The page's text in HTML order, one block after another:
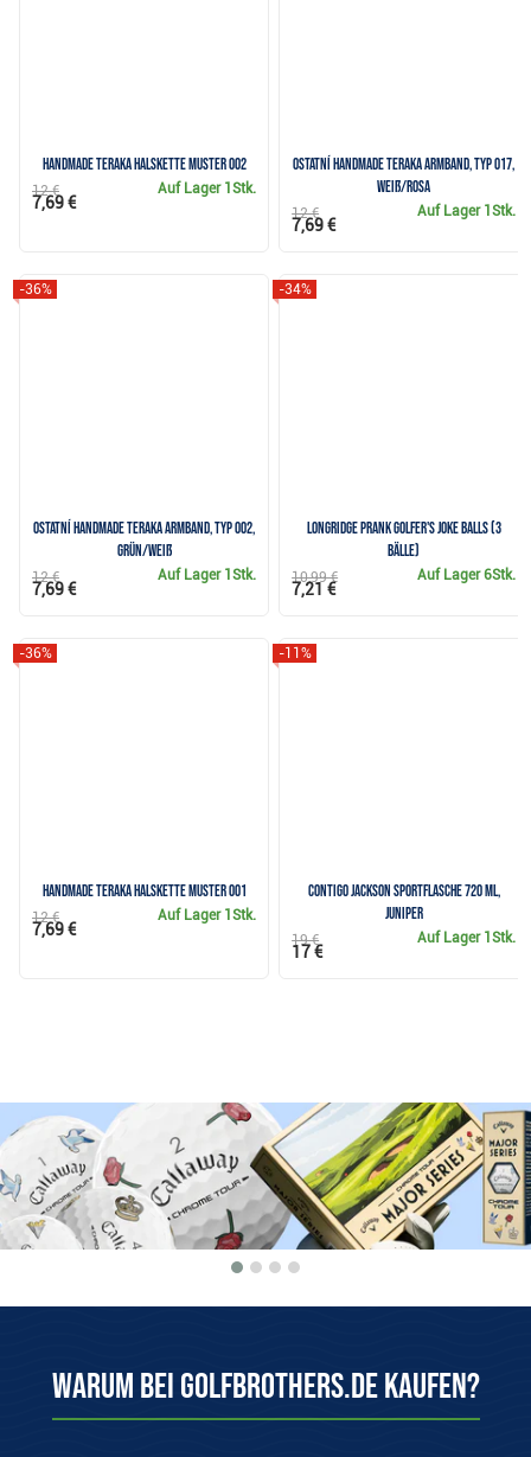
Handmade Teraka Halskette Muster 002
Auf Lager 1Stk.
12 €
7,69 €
Ostatní Handmade Teraka Armband, Typ 017,
weiß/rosa
Auf Lager 1Stk.
12 €
7,69 €
Ostatní Handmade Teraka Armband, Typ 002,
grün/weiß
-36%
Auf Lager 1Stk.
12 €
7,69 €
Longridge Prank Golfer's Joke Balls (3
Bälle)
-34%
Auf Lager6Stk.
10,99 €
7,21 €
Handmade Teraka Halskette Muster 001
-36%
Auf Lager 1Stk.
12 €
7,69 €
Contigo Jackson Sportflasche 720 ml,
juniper
-11%
Auf Lager 1Stk.
19 €
17 €
Warum bei Golfbrothers.de kaufen?